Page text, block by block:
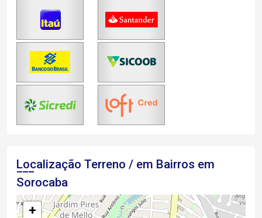
Localização Terreno / em Bairros em
Sorocaba
+